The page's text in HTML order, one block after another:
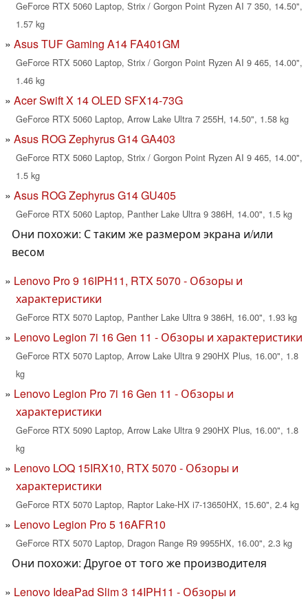
GeForce RTX 5060 Laptop, Strix / Gorgon Point Ryzen AI 7 350, 14.50",
1.57 kg
Asus TUF Gaming A14 FA401GM
GeForce RTX 5060 Laptop, Strix / Gorgon Point Ryzen AI 9 465, 14.00",
1.46 kg
Acer Swift X 14 OLED SFX14-73G
GeForce RTX 5060 Laptop, Arrow Lake Ultra 7 255H, 14.50", 1.58 kg
Asus ROG Zephyrus G14 GA403
GeForce RTX 5060 Laptop, Strix / Gorgon Point Ryzen AI 9 465, 14.00",
1.5 kg
Asus ROG Zephyrus G14 GU405
GeForce RTX 5060 Laptop, Panther Lake Ultra 9 386H, 14.00", 1.5 kg
Они похожи: С таким же размером экрана и/или
весом
Lenovo Pro 9 16IPH11, RTX 5070 - Обзоры и
характеристики
GeForce RTX 5070 Laptop, Panther Lake Ultra 9 386H, 16.00", 1.93 kg
Lenovo Legion 7i 16 Gen 11 - Обзоры и характеристики
GeForce RTX 5070 Laptop, Arrow Lake Ultra 9 290HX Plus, 16.00", 1.8
kg
Lenovo Legion Pro 7i 16 Gen 11 - Обзоры и
характеристики
GeForce RTX 5090 Laptop, Arrow Lake Ultra 9 290HX Plus, 16.00", 1.8
kg
Lenovo LOQ 15IRX10, RTX 5070 - Обзоры и
характеристики
GeForce RTX 5070 Laptop, Raptor Lake-HX i7-13650HX, 15.60", 2.4 kg
Lenovo Legion Pro 5 16AFR10
GeForce RTX 5070 Laptop, Dragon Range R9 9955HX, 16.00", 2.3 kg
Они похожи: Другое от того же производителя
Lenovo IdeaPad Slim 3 14IPH11 - Обзоры и